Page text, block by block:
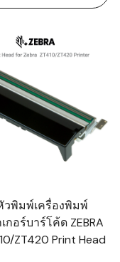
วพิมพ์เครื่องพิมพ์
กอร์บาร์โค้ด ZEBRA
ZT420 Print Head